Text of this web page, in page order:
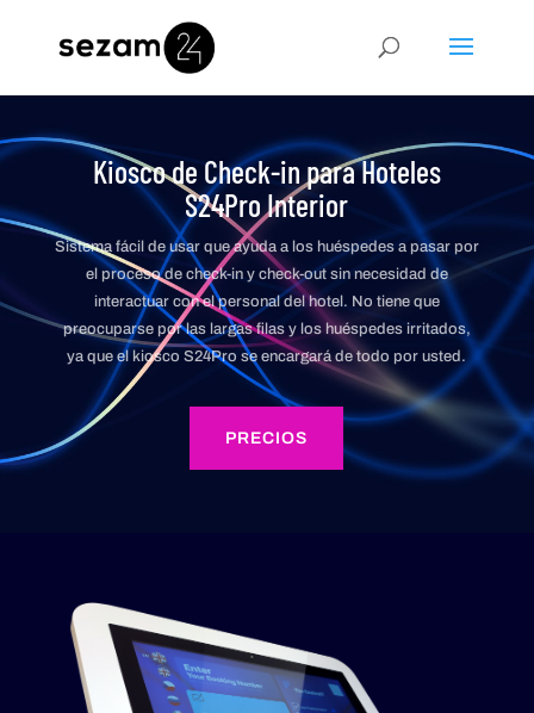
Kiosco de Check-in para Hoteles
S24Pro Interior
Sistema fácil de usar que ayuda a los huéspedes a pasar por
el proceso de check-in y check-out sin necesidad de
interactuar con el personal del hotel. No tiene que
preocuparse por las largas filas y los huéspedes irritados,
ya que el kiosco S24Pro se encargará de todo por usted.
PRECIOS